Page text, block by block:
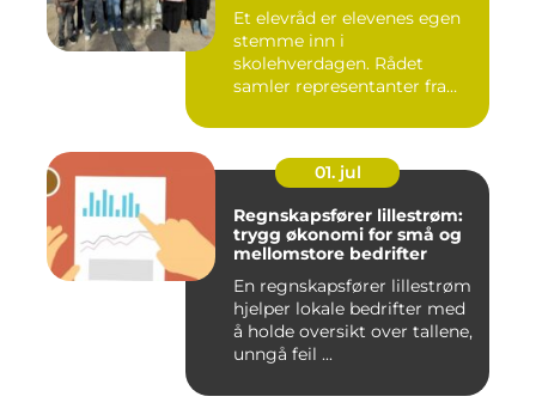
Et elevråd er elevenes egen
stemme inn i
skolehverdagen. Rådet
samler representanter fra
01. jul
Regnskapsfører lillestrøm:
trygg økonomi for små og
mellomstore bedrifter
En regnskapsfører lillestrøm
hjelper lokale bedrifter med
å holde oversikt over tallene,
unngå feil ...